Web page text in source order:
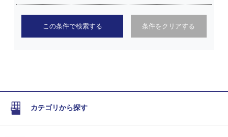
この条件で検索する 条件をクリアする
カテゴリから探す